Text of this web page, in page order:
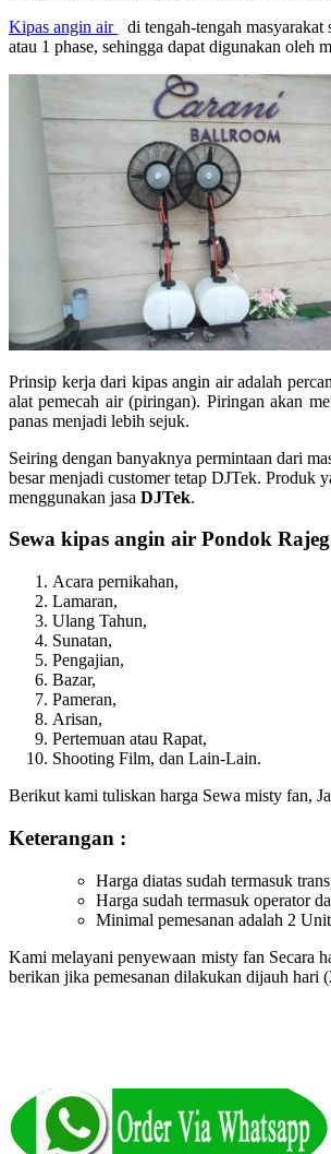
Kipas angin air
di tengah-tengah
atau 1 phase, sehingga dapat digunakan oleh
Prinsip kerja dari kipas angin air adalah
alat pemecah air (piringan). Piringan akan
panas menjadi lebih sejuk.
Seiring dengan banyaknya permintaan dari
besar menjadi customer tetap DJTek. Produk
menggunakan jasa DJTek.
Sewa kipas angin air Pondok
Acara pernikahan,
Lamaran,
Ulang Tahun,
Sunatan,
Pengajian,
Bazar,
Pameran,
Arisan,
Pertemuan atau Rapat,
Shooting Film, dan Lain-Lain.
Berikut kami tuliskan harga Sewa misty fan,
Keterangan :
Harga diatas sudah termasuk
Harga sudah termasuk operator
Minimal pemesanan adalah 2 Unit
Kami melayani penyewaan misty fan Secara
berikan jika pemesanan dilakukan dijauh hari